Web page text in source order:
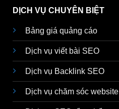
DỊCH VỤ CHUYÊN BIỆT
Bảng giá quảng cáo
Dịch vụ viết bài SEO
Dịch vụ Backlink SEO
Dịch vụ chăm sóc website